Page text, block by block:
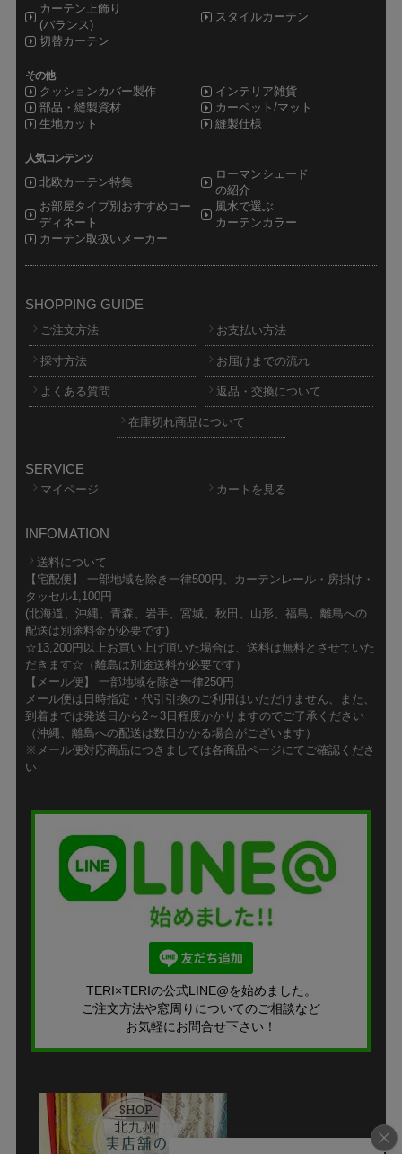
カーテン上飾り
(バランス)
スタイルカーテン
切替カーテン
その他
クッションカバー製作
インテリア雑貨
部品・縫製資材
カーペット/マット
生地カット
縫製仕様
人気コンテンツ
北欧カーテン特集
ローマンシェード
の紹介
お部屋タイプ別おすすめコー
ディネート
風水で選ぶ
カーテンカラー
カーテン取扱いメーカー
SHOPPING GUIDE
ご注文方法 お支払い方法
採寸方法 お届けまでの流れ
よくある質問 返品・交換について
在庫切れ商品について
SERVICE
マイページ カートを見る
INFOMATION
送料について
【宅配便】 一部地域を除き一律500円、カーテンレール・房掛け・
タッセル1,100円
(北海道、沖縄、青森、岩手、宮城、秋田、山形、福島、離島への
配送は別途料金が必要です)
☆13,200円以上お買い上げ頂いた場合は、送料は無料とさせていた
だきます☆（離島は別途送料が必要です）
【メール便】 一部地域を除き一律250円
メール便は日時指定・代引引換のご利用はいただけません、また、
到着までは発送日から2～3日程度かかりますのでご了承ください
（沖縄、離島への配送は数日かかる場合がございます）
※メール便対応商品につきましては各商品ページにてご確認くださ
い
TERI×TERIの公式LINE@を始めました。
ご注文方法や窓周りについてのご相談など
お気軽にお問合せ下さい！